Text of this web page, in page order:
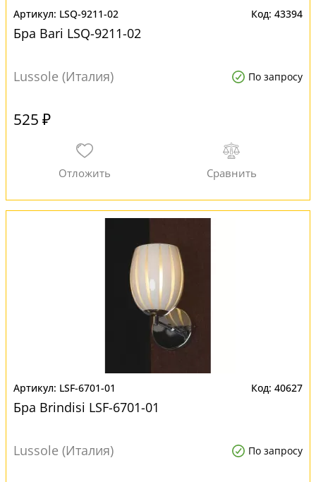
LSQ-9211-02 43394
Бра Bari LSQ-9211-02
Lussole (Италия) По запросу
525 ₽
LSF-6701-01 40627
Бра Brindisi LSF-6701-01
Lussole (Италия) По запросу